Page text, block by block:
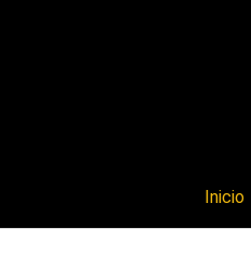
Inicio